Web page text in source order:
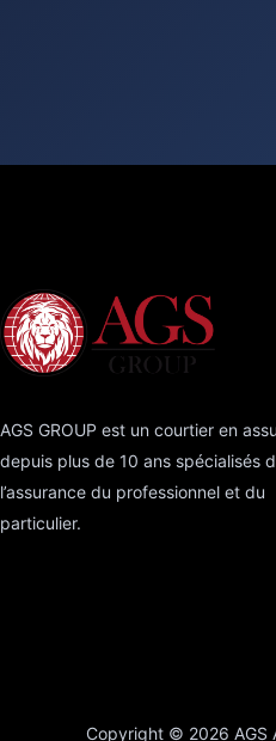
AGS GROUP est un courtier en
depuis plus de 10 ans spécialisés
l’assurance du professionnel et du
particulier.
Copyright © 2026 AGS